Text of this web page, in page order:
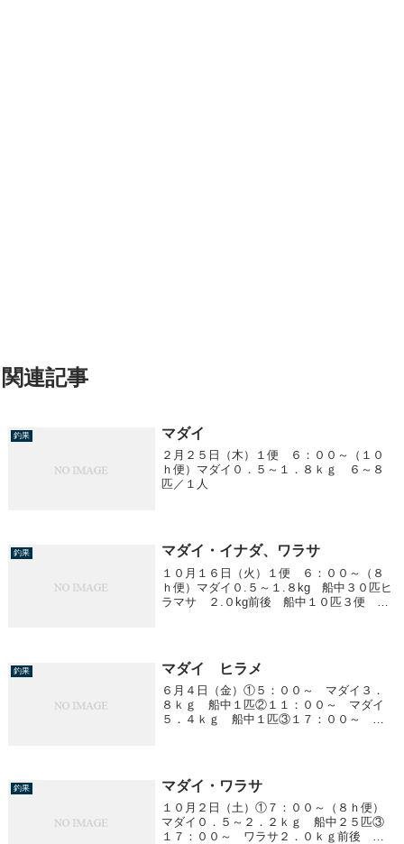
関連記事
釣果 マダイ
２月２５日（木）１便 ６：００～（１０
ｈ便）マダイ０．５～１．８ｋｇ ６～８
匹／１人
釣果 マダイ・イナダ、ワラサ
１０月１６日（火）１便 ６：００～（８
ｈ便）マダイ０.５～１.８kg 船中３０匹ヒ
ラマサ ２.０kg前後 船中１０匹３便 １
釣果 マダイ ヒラメ
６月４日（金）①５：００～ マダイ３．
８ｋｇ 船中１匹②１１：００～ マダイ
５．４ｋｇ 船中１匹③１７：００～ ヒ
釣果 マダイ・ワラサ
１０月２日（土）①７：００～（８ｈ便）
マダイ０．５～２．２ｋｇ 船中２５匹③
１７：００～ ワラサ２．０ｋｇ前後 船